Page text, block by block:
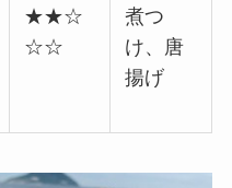
★★☆
☆☆
煮つ
け、唐
揚げ